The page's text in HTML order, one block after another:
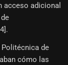
acceso adicional
Politécnica de
cómo las